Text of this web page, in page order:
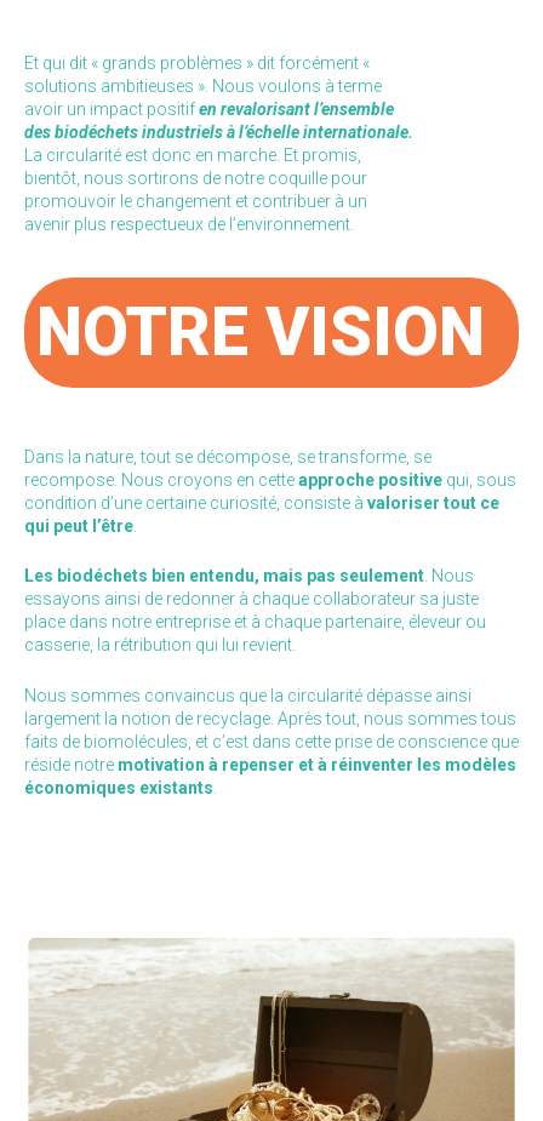
Et qui dit « grands problèmes » dit forcément «
solutions ambitieuses ». Nous voulons à terme
avoir un impact positifen revalorisant l’ensemble
des biodéchets industrielsà l’échelle internationale.
La circularité est donc en marche. Et promis,
bientôt, nous sortirons de notre coquille pour
promouvoir le changement et contribuer à un
avenir plus respectueux de l’environnement.
NOTRE VISION
Dans la nature, tout se décompose, se transforme, se
recompose. Nous croyons en cetteapproche positive qui, sous
condition d’une certaine curiosité, consiste à valoriser tout ce
qui peut l’être
Les biodéchets bien entendu, mais pas seulement. Nous
essayons ainsi de redonner à chaque collaborateur sa juste
place dans notre entreprise et à chaque partenaire, éleveur ou
casserie, la rétribution qui lui revient.
Nous sommes convaincus que la circularité dépasse ainsi
largement la notion de recyclage. Après tout, nous sommes tous
faits de biomolécules, et c’est dans cette prise de conscience que
réside notre motivation à repenser et à réinventer les modèles
économiques existants